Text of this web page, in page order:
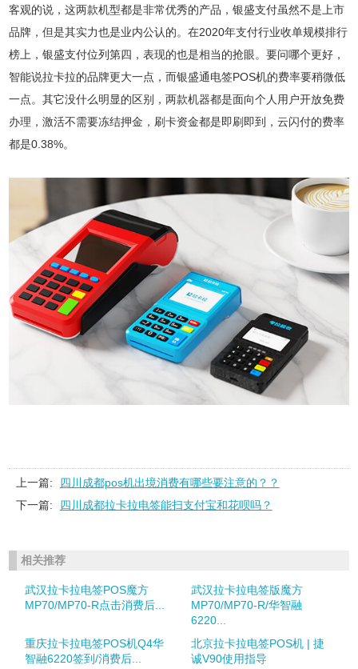
客观的说，这两款机型都是非常优秀的产品，银盛支付虽然不是上市
品牌，但是其实力也是业内公认的。在2020年支付行业收单规模排行
榜上，银盛支付位列第四，表现的也是相当的抢眼。要问哪个更好，
智能说拉卡拉的品牌更大一点，而银盛通电签POS机的费率要稍微低
一点。其它没什么明显的区别，两款机器都是面向个人用户开放免费
办理，激活不需要冻结押金，刷卡资金都是即刷即到，云闪付的费率
都是0.38%。
上一篇:
四川成都pos机出境消费有哪些要注意的？？
下一篇:
四川成都拉卡拉电签能扫支付宝和花呗吗？
相关推荐
武汉拉卡拉电签POS魔方
MP70/MP70-R点击消费后...
武汉拉卡拉电签版魔方
MP70/MP70-R/华智融
6220...
重庆拉卡拉电签POS机Q4华
智融6220签到/消费后...
北京拉卡拉电签POS机 | 捷
诚V90使用指导